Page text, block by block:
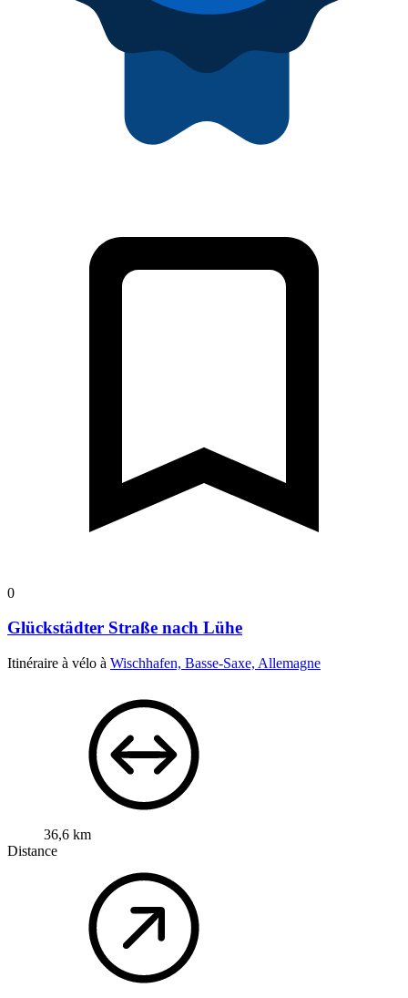
0
Glückstädter Straße nach Lühe
Itinéraire à vélo à Wischhafen, Basse-Saxe, Allemagne
36,6 km
Distance